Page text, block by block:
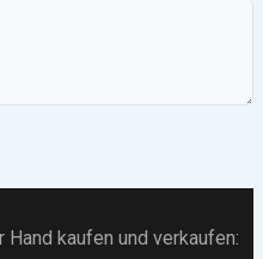
Hand kaufen und verkaufen: